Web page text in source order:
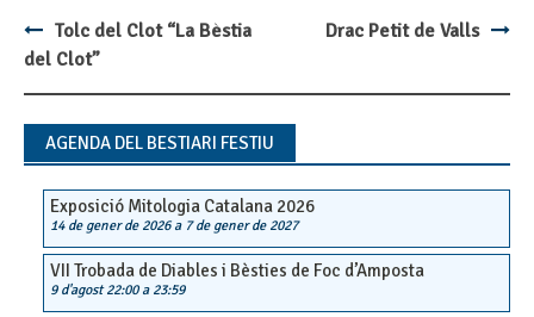
Post
navigation
Tolc del Clot “La Bèstia
del Clot”
Drac Petit de Valls
AGENDA DEL BESTIARI FESTIU
Exposició Mitologia Catalana 2026
14 de gener de 2026a 7 de gener de 2027
VII Trobada de Diables i Bèsties de Foc d’Amposta
9 d'agost 22:00a 23:59